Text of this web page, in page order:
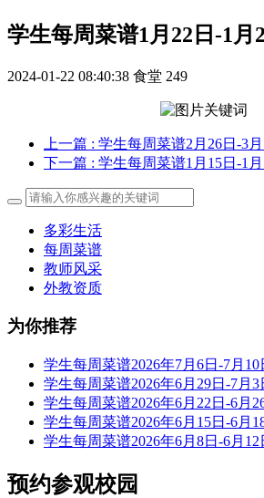
学生每周菜谱1月22日-1月
2024-01-22 08:40:38 食堂 249
上一篇 : 学生每周菜谱2月26日-3月
下一篇 : 学生每周菜谱1月15日-1月
多彩生活
每周菜谱
教师风采
外教资质
为你推荐
学生每周菜谱2026年7月6日-7月10
学生每周菜谱2026年6月29日-7月3
学生每周菜谱2026年6月22日-6月
学生每周菜谱2026年6月15日-6月
学生每周菜谱2026年6月8日-6月12
预约参观校园